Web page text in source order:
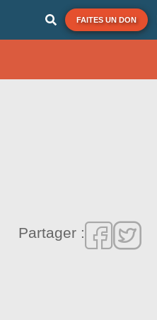
FAITES UN DON
Partager :